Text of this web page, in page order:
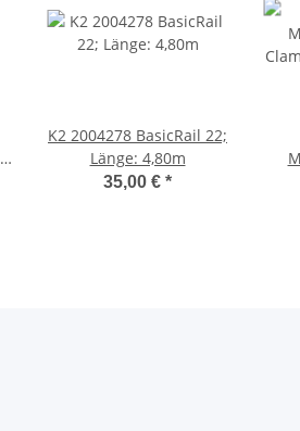
K2 2004278 BasicRail 22;
Länge: 4,80m
35,00 € *